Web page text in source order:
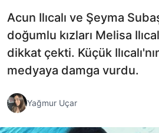
Acun Ilıcalı ve Şeyma
doğumlu kızları Melisa
dikkat çekti. Küçük
medyaya damga vurdu.
Yağmur Uçar